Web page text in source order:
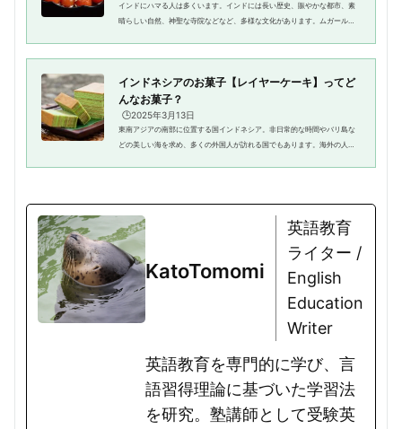
インドにハマる人は多くいます。インドには長い歴史、賑やかな都市、素
晴らしい自然、神聖な寺院などなど、多様な文化があります。ムガール帝
インドネシアのお菓子【レイヤーケーキ】ってど
んなお菓子？
🕒️2025年3月13日
東南アジアの南部に位置する国インドネシア。非日常的な時間やバリ島な
どの美しい海を求め、多くの外国人が訪れる国でもあります。海外の人に
KatoTomomi
英語教育
ライター /
English
Education
Writer
英語教育を専門的に学び、言
語習得理論に基づいた学習法
を研究。塾講師として受験英